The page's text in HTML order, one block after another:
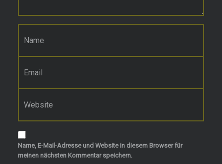
Name
*
Website
Name, E-Mail-Adresse und Website in diesem Browser für
meinen nächsten Kommentar speichern.